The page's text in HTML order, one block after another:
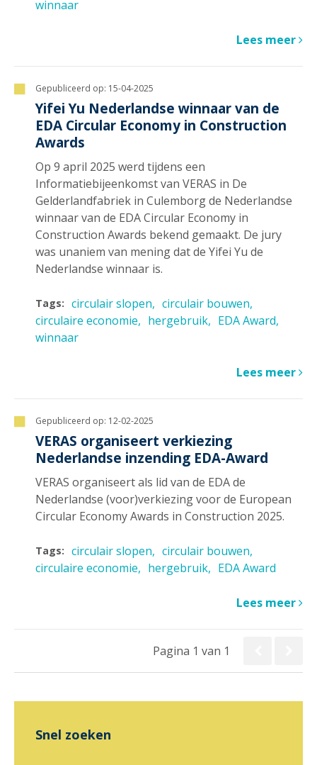
winnaar
Lees meer
Gepubliceerd op: 15-04-2025
Yifei Yu Nederlandse winnaar van de
EDA Circular Economy in Construction
Awards
Op 9 april 2025 werd tijdens een
Informatiebijeenkomst van VERAS in De
Gelderlandfabriek in Culemborg de Nederlandse
winnaar van de EDA Circular Economy in
Construction Awards bekend gemaakt. De jury
was unaniem van mening dat de Yifei Yu de
Nederlandse winnaar is.
Tags: circulair slopen
circulair bouwen
circulaire economie
hergebruik
EDA Award
winnaar
Lees meer
Gepubliceerd op: 12-02-2025
VERAS organiseert verkiezing
Nederlandse inzending EDA-Award
VERAS organiseert als lid van de EDA de
Nederlandse (voor)verkiezing voor de European
Circular Economy Awards in Construction 2025.
Tags: circulair slopen
circulair bouwen
circulaire economie
hergebruik EDA Award
Lees meer
Pagina 1 van 1
Snel zoeken